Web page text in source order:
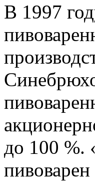
В 1997
до 100 %.